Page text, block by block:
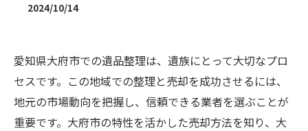
2024/10/14
愛知県大府市での遺品整理は、遺族にとって大切なプロ
セスです。この地域での整理と売却を成功させるには、
地元の市場動向を把握し、信頼できる業者を選ぶことが
重要です。大府市の特性を活かした売却方法を知り、大